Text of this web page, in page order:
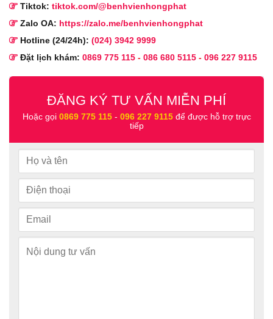
Tiktok: tiktok.com/@benhvienhongphat
Zalo OA: https://zalo.me/benhvienhongphat
Hotline (24/24h): (024) 3942 9999
Đặt lịch khám: 0869 775 115 - 086 680 5115 - 096 227 9115
ĐĂNG KÝ TƯ VẤN MIỄN PHÍ
Hoặc gọi 0869 775 115- 096 227 9115 để được hỗ trợ trực
tiếp